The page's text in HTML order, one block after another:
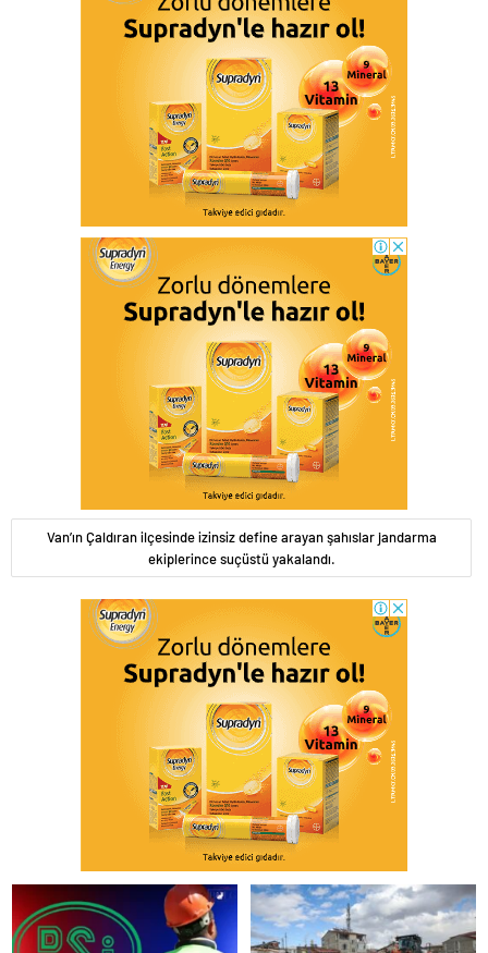
Van’ın Çaldıran ilçesinde izinsiz define arayan şahıslar jandarma
ekiplerince suçüstü yakalandı.